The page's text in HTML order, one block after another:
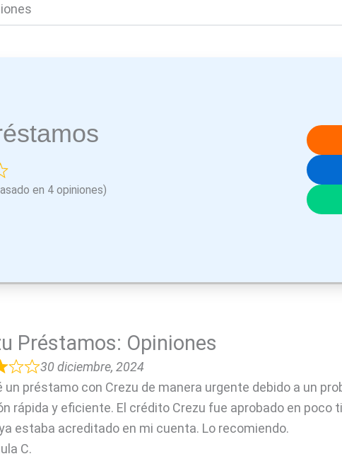
en 4 opiniones)
Préstamos: Opiniones
30 diciembre, 2024
un préstamo con Crezu de manera urgente debido a un
rápida y eficiente. El crédito Crezu fue aprobado en poco
estaba acreditado en mi cuenta. Lo recomiendo.
C.